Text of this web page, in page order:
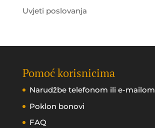
Uvjeti poslovanja
Pomoć korisnicima
Narudžbe telefonom ili e-mailom
Poklon bonovi
FAQ